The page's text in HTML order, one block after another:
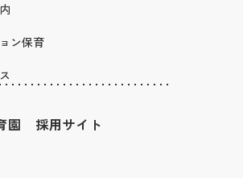
ン保育
園 採用サイト